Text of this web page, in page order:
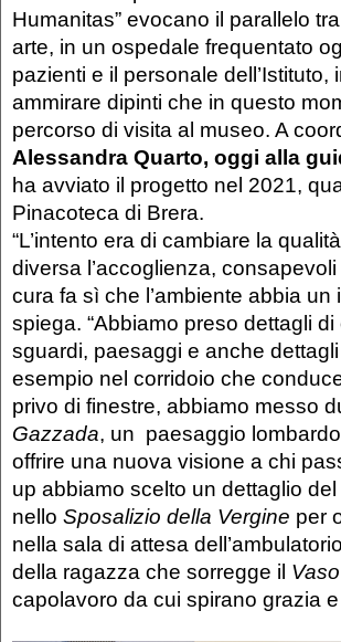
Humanitas” evocano il parallelo
arte, in un ospedale frequentato
pazienti e il personale
ammirare dipinti che in questo
percorso di visita al museo. A
Alessandra Quarto, oggi alla
ha avviato il progetto nel 2021,
Pinacoteca di Brera.
“L’intento era di cambiare la
diversa l’accoglienza,
cura fa sì che l’ambiente abbia
spiega. “Abbiamo preso dettagli
sguardi, paesaggi e anche
esempio nel corridoio che
privo di finestre, abbiamo messo
Gazzada, un paesaggio
offrire una nuova visione a chi
up abbiamo scelto un dettaglio
nello Sposalizio della Vergine per
nella sala di attesa
della ragazza che sorregge il
capolavoro da cui spirano grazia